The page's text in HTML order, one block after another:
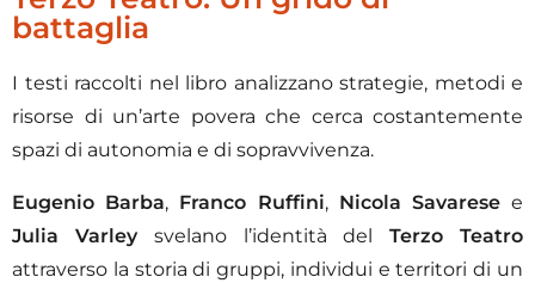
battaglia
I testi raccolti nel libro analizzano strategie, metodi e
risorse di un’arte povera che cerca costantemente
spazi di autonomia e di sopravvivenza.
Eugenio Barba, Franco Ruffini, Nicola Savaresee
Julia Varleysvelano l’identità delTerzo Teatro
attraverso la storia di gruppi, individui e territori di un